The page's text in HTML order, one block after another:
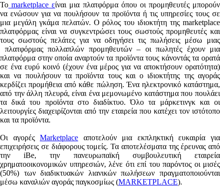
Το marketplace είναι μια πλατφόρμα όπου οι προμηθευτές μπορούν
να ενώσουν για να πουλήσουν τα προϊόντα ή τις υπηρεσίες τους σε
μια μεγάλη γκάμα πελατών. Ο ρόλος του ιδιοκτήτη της marketplace
πλατφόρμας είναι να συγκεντρώσει τους σωστούς προμηθευτές και
τους σωστούς πελάτες για να οδηγήσει τις πωλήσεις μέσω μιας
πλατφόρμας πολλαπλών προμηθευτών – οι πωλητές έχουν μια
πλατφόρμα στην οποία αναρτούν τα προϊόντα τους κάνοντάς τα ορατά
σε ένα ευρύ κοινό (έχουν ένα μέρος για να αποκτήσουν ορατότητα)
και να πουλήσουν τα προϊόντα τους και ο ιδιοκτήτης της αγοράς
κερδίζει προμήθεια από κάθε πώληση. Ένα ηλεκτρονικό κατάστημα,
από την άλλη πλευρά, είναι ένα μεμονωμένο κατάστημα που πουλάει
τα δικά του προϊόντα στο διαδίκτυο. Όλο τα μάρκετινγκ και οι
λειτουργίες διαχειρίζονται από την εταιρεία που κατέχει τον ιστότοπο
και τα προϊόντα.
Οι αγορέςMarketplace αποτελούν μια εκπληκτική ευκαιρία για
επιχειρήσεις σε διάφορους τομείς. Τα αποτελέσματα της έρευνας από
την iBe, την πανευρωπαϊκή συμβουλευτική εταιρεία
χρηματοοικονομικών υπηρεσιών, λένε ότι επί του παρόντος οι μισές
(50%) των διαδικτυακών λιανικών πωλήσεων πραγματοποιούνται
μέσω καναλιών αγοράς παγκοσμίως (MARKETPLACE).